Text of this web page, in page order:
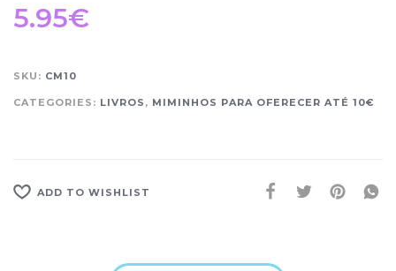
5.95€
SKU: CM10
CATEGORIES: LIVROS , MIMINHOS PARA OFERECER ATÉ 10€
ADD TO WISHLIST